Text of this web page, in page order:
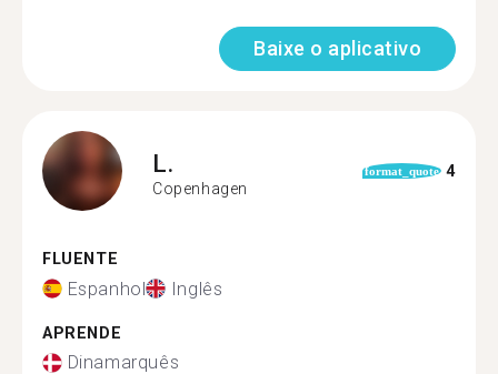
Baixe o aplicativo
L.
Copenhagen
format_quote 4
FLUENTE
Espanhol Inglês
APRENDE
Dinamarquês